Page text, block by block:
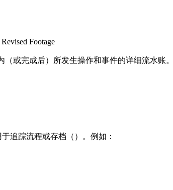
Footage
或完成后）所发生操作和事件的详细流水账
追踪流程或存档（）。例如：